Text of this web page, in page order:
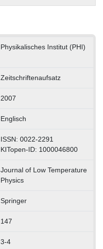
Physikalisches Institut (PHI)
Zeitschriftenaufsatz
2007
Englisch
ISSN: 0022-2291
KITopen-ID: 1000046800
Journal of Low Temperature
Physics
Springer
147
3-4